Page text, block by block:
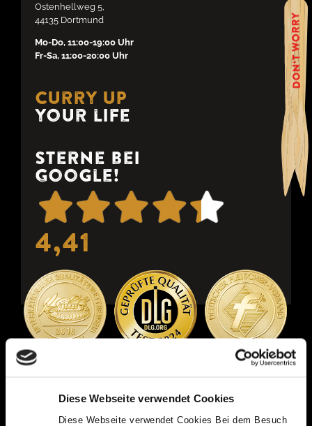
Diese Webseite verwendet Cookies
Diese Webseite verwendet Cookies Bei dem Besuch
Ostenhellweg 5,
44135 Dortmund
Mo-Do, 11:00-19:00 Uhr
Fr-Sa, 11:00-20:00 Uhr
Curry up
your life
Sterne bei
Google!
4,41
Das Auge isst mit! Schau Dir mal bei Instagram an, wie lecker